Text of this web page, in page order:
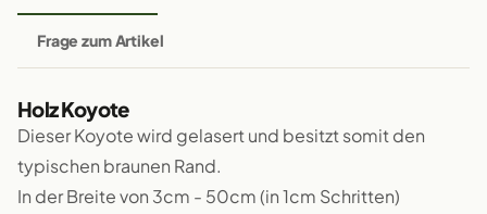
Frage zum Artikel
Holz Koyote
Dieser Koyote wird gelasert und besitzt somit den
typischen braunen Rand.
In der Breite von 3cm - 50cm (in 1cm Schritten)